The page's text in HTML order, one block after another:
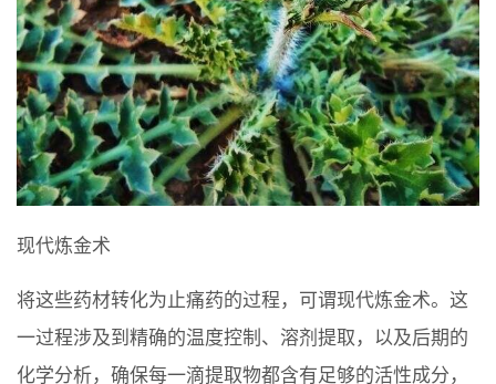
现代炼金术
将这些药材转化为止痛药的过程，可谓现代炼金术。这
一过程涉及到精确的温度控制、溶剂提取，以及后期的
化学分析，确保每一滴提取物都含有足够的活性成分，